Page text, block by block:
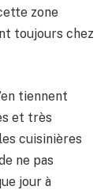
zone
toujours chez
tiennent
et très
cuisinières
ne pas
jour à